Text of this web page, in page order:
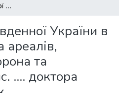
Великі ссавці південної України в ХХ ст. (Динаміка ареалів, чисельності, охорона та управління) : дис. …. доктора біологічних наук
України в
ареалів,
та
…. доктора